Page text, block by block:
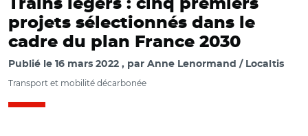
Trains légers : cinq premiers
projets sélectionnés dans le
cadre du plan France 2030
Publié le 16 mars 2022 par Anne Lenormand / Localtis
Transport et mobilité décarbonée